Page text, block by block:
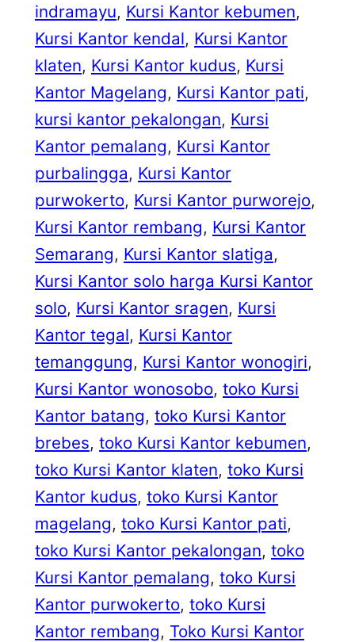
indramayu, Kursi Kantor kebumen
Kursi Kantor kendal, Kursi Kantor
klaten, Kursi Kantor kudus, Kursi
Kantor Magelang, Kursi Kantor pati
kursi kantor pekalongan, Kursi
Kantor pemalang, Kursi Kantor
purbalingga, Kursi Kantor
purwokerto, Kursi Kantor purworejo
Kursi Kantor rembang, Kursi Kantor
Semarang, Kursi Kantor slatiga
Kursi Kantor solo harga Kursi Kantor
solo, Kursi Kantor sragen, Kursi
Kantor tegal, Kursi Kantor
temanggung, Kursi Kantor wonogiri
Kursi Kantor wonosobo, toko Kursi
Kantor batang, toko Kursi Kantor
brebes, toko Kursi Kantor kebumen
toko Kursi Kantor klaten, toko Kursi
Kantor kudus, toko Kursi Kantor
magelang, toko Kursi Kantor pati
toko Kursi Kantor pekalongan, toko
Kursi Kantor pemalang, toko Kursi
Kantor purwokerto, toko Kursi
Kantor rembang, Toko Kursi Kantor